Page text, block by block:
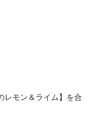
レモン＆ライム】を合